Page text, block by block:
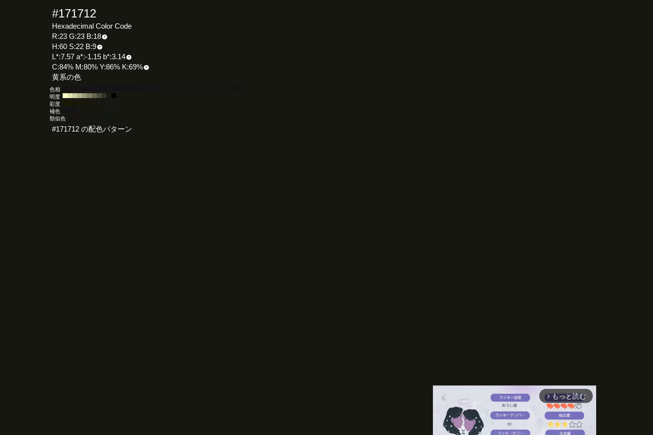
#171712
Hexadecimal Color Code
R:23 G:23 B:18
H:60 S:22 B:9
L*:7.57 a*:-1.15 b*:3.14
C:84% M:80% Y:86% K:69%
黄系の色
色相
明度
彩度
補色
類似色
#171712 の配色パターン
arrow_forward_ios もっと読む